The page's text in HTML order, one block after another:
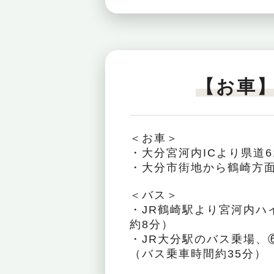
【お車
＜お車＞
・大分宮河内ICより県道
・大分市街地から鶴崎方
＜バス＞
・JR鶴崎駅より宮河内
約8分）
・JR大分駅のバス乗場
（バス乗車時間約35分）